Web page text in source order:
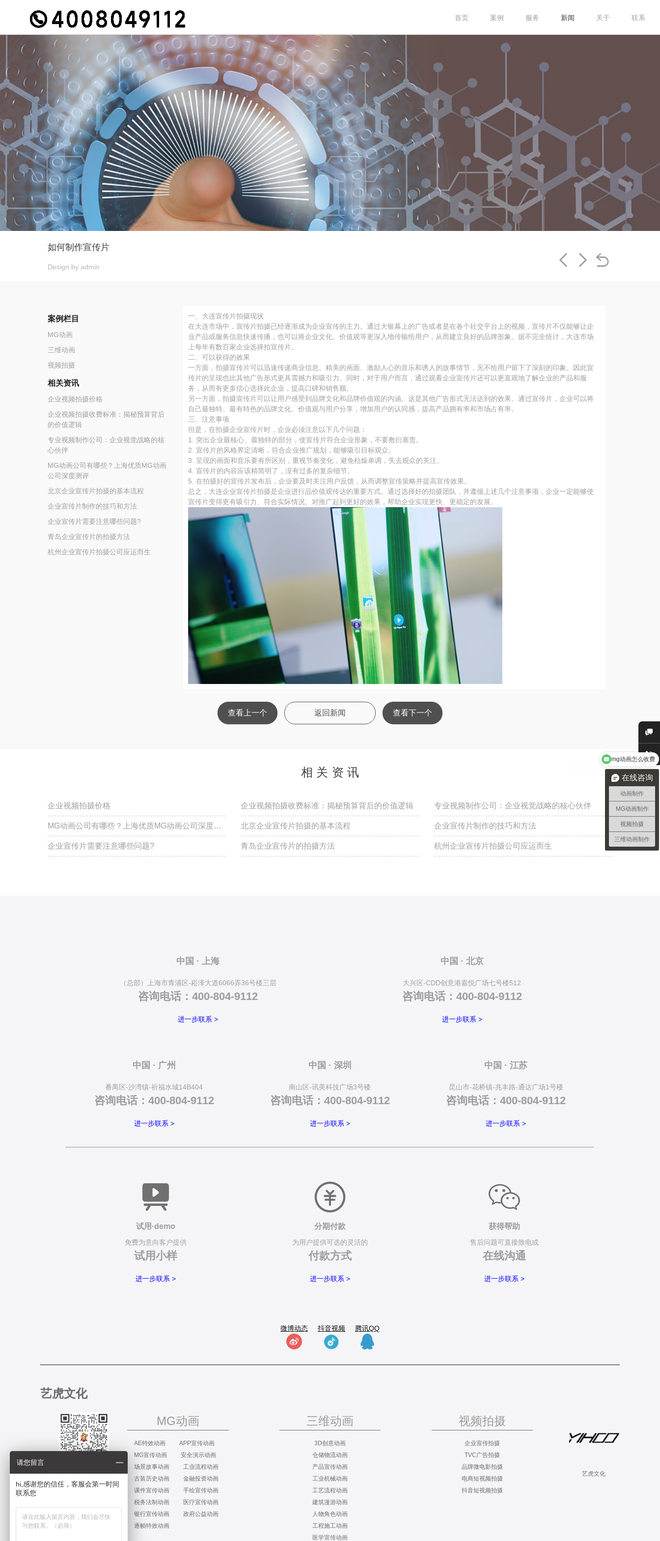
首页 案例 服务 新闻 关于 联系
如何制作宣传片
Design by admin
案例栏目
MG动画
三维动画
视频拍摄
相关资讯
企业视频拍摄价格
企业视频拍摄收费标准：揭秘预算背后
的价值逻辑
专业视频制作公司：企业视觉战略的核
心伙伴
MG动画公司有哪些？上海优质MG动画
公司深度测评
北京企业宣传片拍摄的基本流程
企业宣传片制作的技巧和方法
企业宣传片需要注意哪些问题?
青岛企业宣传片的拍摄方法
杭州企业宣传片拍摄公司应运而生
一、大连宣传片拍摄现状
在大连市场中，宣传片拍摄已经逐渐成为企业宣传的主力。通过大银幕上的广告或者是在各个社交平台上的视频，宣传片不仅能够让企
业产品或服务信息快速传播，也可以将企业文化、价值观等更深入地传输给用户，从而建立良好的品牌形象。据不完全统计，大连市场
上每年有数百家企业选择拍宣传片。
二、可以获得的效果
一方面，拍摄宣传片可以迅速传递商业信息。精美的画面、激励人心的音乐和诱人的故事情节，无不给用户留下了深刻的印象。因此宣
传片的呈现也比其他广告形式更具震撼力和吸引力。同时，对于用户而言，通过观看企业宣传片还可以更直观地了解企业的产品和服
务，从而有更多信心选择此企业，提高口碑和销售额。
另一方面，拍摄宣传片可以让用户感受到品牌文化和品牌价值观的内涵。这是其他广告形式无法达到的效果。通过宣传片，企业可以将
自己最独特、最有特色的品牌文化、价值观与用户分享，增加用户的认同感，提高产品拥有率和市场占有率。
三、注意事项
但是，在拍摄企业宣传片时，企业必须注意以下几个问题：
1. 突出企业最核心、最独特的部分，使宣传片符合企业形象，不要敷衍塞责。
2. 宣传片的风格界定清晰，符合企业推广规划，能够吸引目标观众。
3. 呈现的画面和音乐要有所区别，重视节奏变化，避免枯燥单调，失去观众的关注。
4. 宣传片的内容应该精简明了，没有过多的复杂细节。
5. 在拍摄好的宣传片发布后，企业要及时关注用户反馈，从而调整宣传策略并提高宣传效果。
总之，大连企业宣传片拍摄是企业进行品价值观传达的重要方式。通过选择好的拍摄团队，并遵循上述几个注意事项，企业一定能够使
宣传片变得更有吸引力、符合实际情况、对推广起到更好的效果，帮助企业实现更快、更稳定的发展。
查看上一个 返回新闻 查看下一个
相关资讯
企业视频拍摄价格 企业视频拍摄收费标准：揭秘预算背后的价值逻辑 专业视频制作公司：企业视觉战略的核心伙伴
MG动画公司有哪些？上海优质MG动画公司深度测
评
北京企业宣传片拍摄的基本流程 企业宣传片制作的技巧和方法
企业宣传片需要注意哪些问题? 青岛企业宣传片的拍摄方法 杭州企业宣传片拍摄公司应运而生
中国 · 上海
（总部）上海市青浦区-崧泽大道6066弄36号楼三层
咨询电话：400-804-9112
进一步联系 >
中国 · 北京
大兴区-CDD创意港嘉悦广场七号楼512
咨询电话：400-804-9112
进一步联系 >
中国 · 广州
番禺区-沙湾镇-祈福水城14B404
咨询电话：400-804-9112
进一步联系 >
中国 · 深圳
南山区-讯美科技广场3号楼
咨询电话：400-804-9112
进一步联系 >
中国 · 江苏
昆山市-花桥镇-兆丰路-通达广场1号楼
咨询电话：400-804-9112
进一步联系 >
试用·demo
免费为意向客户提供
试用小样
进一步联系 >
分期付款
为用户提供可选的灵活的
付款方式
进一步联系 >
获得帮助
售后问题可直接致电或
在线沟通
进一步联系 >
微博动态 抖音视频 腾讯QQ
艺虎文化
MG动画
AE特效动画
APP宣传动画
MG宣传动画
安全演示动画
场景故事动画
工业流程动画
古装历史动画
金融投资动画
课件宣传动画
手绘宣传动画
税务法制动画
医疗宣传动画
银行宣传动画
政府公益动画
逐帧特效动画
三维动画
3D创意动画
仓储物流动画
产品宣传动画
工业机械动画
工艺流程动画
建筑漫游动画
人物角色动画
工程施工动画
医学宣传动画
视频拍摄
企业宣传拍摄
TVC广告拍摄
品牌微电影拍摄
电商短视频拍摄
抖音短视频拍摄
艺虎文化
在线咨询
动画制作
MG动画制作
视频拍摄
三维动画制作
需要做2分钟宣传动画需要多久
请您留言
hi,感谢您的信任，客服会第一时间
联系您